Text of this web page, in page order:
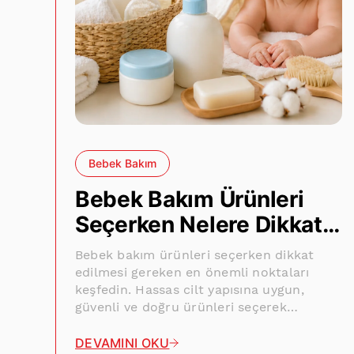
Bebek Bakım
Bebek Bakım Ürünleri
Seçerken Nelere Dikkat
Edilmeli?
Bebek bakım ürünleri seçerken dikkat
edilmesi gereken en önemli noktaları
keşfedin. Hassas cilt yapısına uygun,
güvenli ve doğru ürünleri seçerek
DEVAMINI OKU